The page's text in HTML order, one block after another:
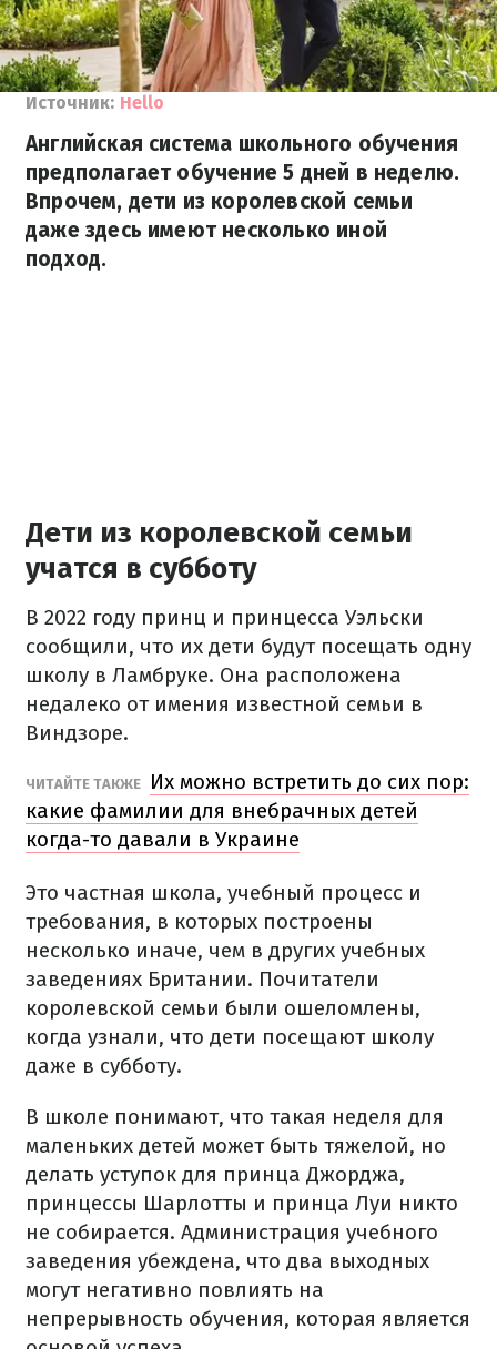
Источник: Hello
Английская система школьного обучения
предполагает обучение 5 дней в неделю.
Впрочем, дети из королевской семьи
даже здесь имеют несколько иной
подход.
Дети из королевской семьи
учатся в субботу
В 2022 году принц и принцесса Уэльски
сообщили, что их дети будут посещать одну
школу в Ламбруке. Она расположена
недалеко от имения известной семьи в
Виндзоре.
ЧИТАЙТЕ ТАКЖЕ
Их можно встретить до сих пор:
какие фамилии для внебрачных детей
когда-то давали в Украине
Это частная школа, учебный процесс и
требования, в которых построены
несколько иначе, чем в других учебных
заведениях Британии. Почитатели
королевской семьи были ошеломлены,
когда узнали, что дети посещают школу
даже в субботу.
В школе понимают, что такая неделя для
маленьких детей может быть тяжелой, но
делать уступок для принца Джорджа,
принцессы Шарлотты и принца Луи никто
не собирается. Администрация учебного
заведения убеждена, что два выходных
могут негативно повлиять на
непрерывность обучения, которая является